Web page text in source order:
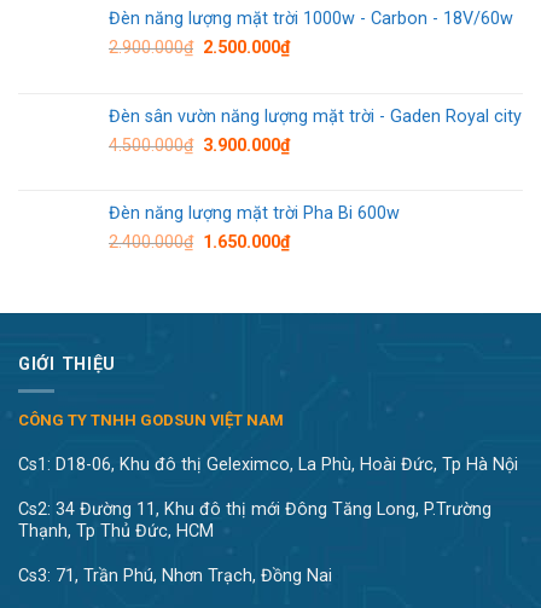
Đèn năng lượng mặt trời 1000w - Carbon - 18V/60w
2.900.000₫ 2.500.000₫
Đèn sân vườn năng lượng mặt trời - Gaden Royal city
4.500.000₫ 3.900.000₫
Đèn năng lượng mặt trời Pha Bi 600w
2.400.000₫ 1.650.000₫
GIỚI THIỆU
CÔNG TY TNHH GODSUN VIỆT NAM
Cs1: D18-06, Khu đô thị Geleximco, La Phù, Hoài Đức, Tp Hà Nội
Cs2: 34 Đường 11, Khu đô thị mới Đông Tăng Long, P.Trường
Thạnh, Tp Thủ Đức, HCM
Cs3: 71, Trần Phú, Nhơn Trạch, Đồng Nai